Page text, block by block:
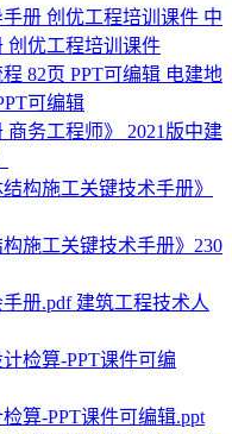
中
创优工程培训课件
电建地
可编辑
2021版中建
施工关键技术手册》230
建筑工程技术人
算-PPT课件可编辑.ppt